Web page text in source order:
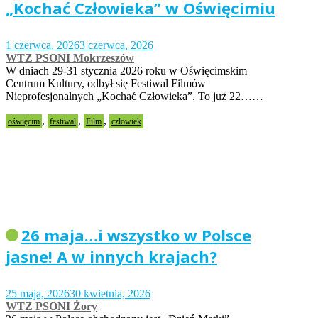
„Kochać Człowieka” w Oświęcimiu
1 czerwca, 20263 czerwca, 2026
WTZ PSONI Mokrzeszów
W dniach 29-31 stycznia 2026 roku w Oświęcimskim
Centrum Kultury, odbył się Festiwal Filmów
Nieprofesjonalnych „Kochać Człowieka”. To już 22……
oświęcim , festiwal , Film , człowiek
26 maja…i wszystko w Polsce
jasne! A w innych krajach?
25 maja, 202630 kwietnia, 2026
WTZ PSONI Żory